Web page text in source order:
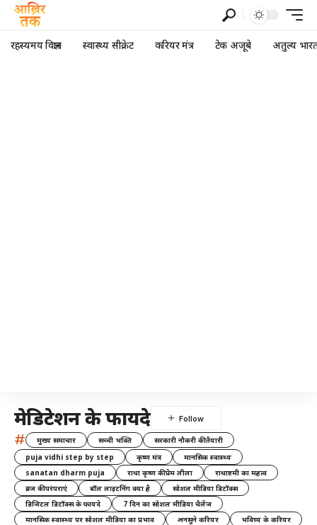
रहस्यमय विज्ञान स्वास्थ्य सीक्रेट करियर मंत्र टेक अजूबे अतुल्य
मेडिटेशन के फायदे
# मुख्य समाचार सच्ची भक्ति
सरकारी नौकरी की तैयारी
puja vidhi step by step
कृष्ण मंत्र
मानसिक स्वास्थ्य
sanatan dharm puja
राधा कृष्ण की प्रेम लीला
राधाष्टमी का महत्व
ब्रज की परंपराएं
बॉल लाइटनिंग क्या है
सोशल मीडिया डिटॉक्स
डिजिटल डिटॉक्स के फायदे
7 दिन का सोशल मीडिया चैलेंज
मानसिक स्वास्थ्य पर सोशल मीडिया का प्रभाव
अनसुने करियर
भविष्य के करियर